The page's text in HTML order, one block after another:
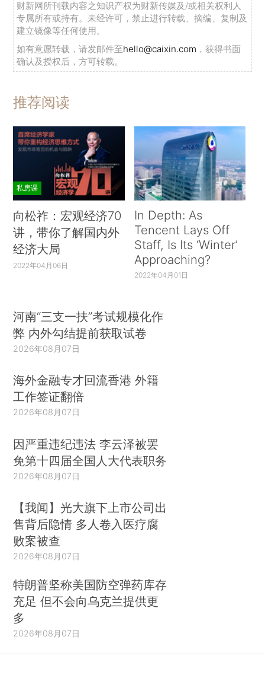
财新网所刊载内容之知识产权为财新传媒及/或相关权利人
专属所有或持有。未经许可，禁止进行转载、摘编、复制及
建立镜像等任何使用。
如有意愿转载，请发邮件至hello@caixin.com ，获得书面
确认及授权后，方可转载。
推荐阅读
私房课
向松祚：宏观经济70
讲，带你了解国内外
经济大局
2022年04月06日
In Depth: As
Tencent Lays Off
Staff, Is Its ‘Winter’
Approaching?
2022年04月01日
河南“三支一扶”考试规模化作
弊 内外勾结提前获取试卷
2026年08月07日
海外金融专才回流香港 外籍
工作签证翻倍
2026年08月07日
因严重违纪违法 李云泽被罢
免第十四届全国人大代表职务
2026年08月07日
【我闻】光大旗下上市公司出
售背后隐情 多人卷入医疗腐
败案被查
2026年08月07日
特朗普坚称美国防空弹药库存
充足 但不会向乌克兰提供更
多
2026年08月07日